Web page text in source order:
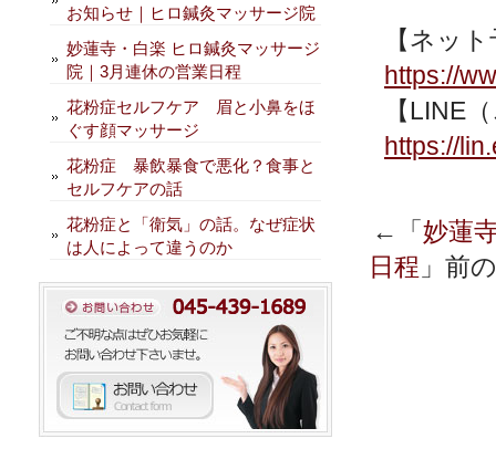
【ネッ
https://
【LINE
https://
←「妙蓮
日程 」前
お知らせ｜ヒロ鍼灸マッサージ院
妙蓮寺・白楽 ヒロ鍼灸マッサージ
院｜3月連休の営業日程
花粉症セルフケア 眉と小鼻をほ
ぐす顔マッサージ
花粉症 暴飲暴食で悪化？食事と
セルフケアの話
花粉症と「衛気」の話。なぜ症状
は人によって違うのか